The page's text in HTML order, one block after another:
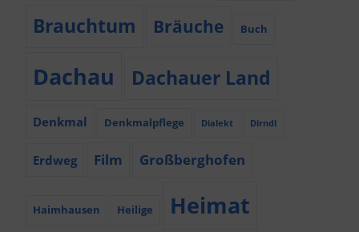
Brauchtum Bräuche Buch
Dachau Dachauer Land
Denkmal Denkmalpflege Dialekt Dirndl
Erdweg Film Großberghofen
Haimhausen Heilige Heimat